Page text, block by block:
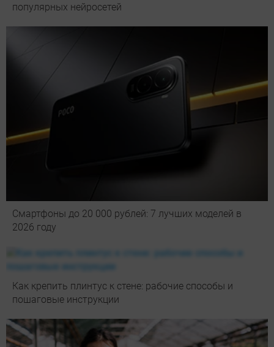
популярных нейросетей
Смартфоны до 20 000 рублей: 7 лучших моделей в
2026 году
Как крепить плинтус к стене: рабочие способы и
пошаговые инструкции